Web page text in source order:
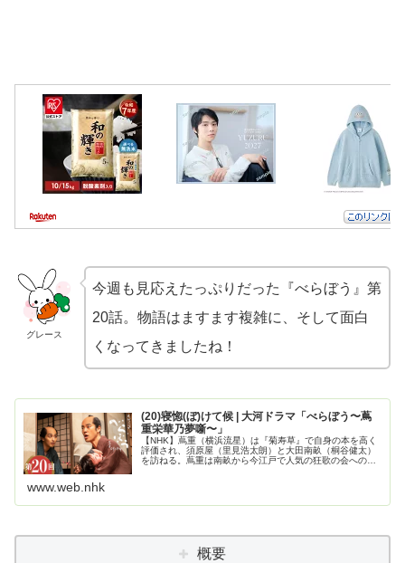
グレース
今週も見応えたっぷりだった『べらぼう』第
20話。物語はますます複雑に、そして面白
くなってきましたね！
(20)寝惚(ぼ)けて候 | 大河ドラマ「べらぼう〜蔦
重栄華乃夢噺〜」
【NHK】蔦重（横浜流星）は『菊寿草』で自身の本を高く
評価され、須原屋（里見浩太朗）と大田南畝（桐谷健太）
を訪ねる。蔦重は南畝から今江戸で人気の狂歌の会への誘
www.web.nhk
概要